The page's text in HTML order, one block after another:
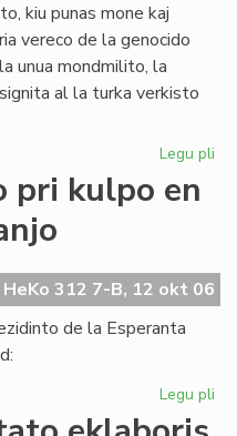
kiu punas mone kaj
vereco de la genocido
unua mondmilito, la
al la turka verkisto
Legu pli
la
pri kulpo en
HeKo 312 7-B, 12 okt 06
de la Esperanta
Legu pli